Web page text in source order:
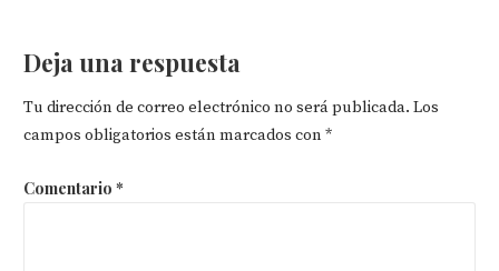
entradas
Deja una respuesta
Tu dirección de correo electrónico no será publicada. Los
campos obligatorios están marcados con *
Comentario *